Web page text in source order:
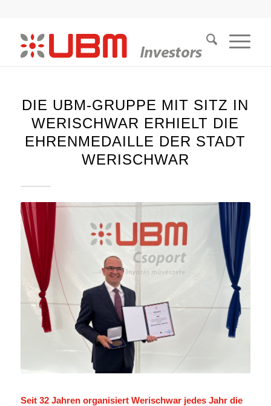
DIE UBM-GRUPPE MIT SITZ IN
WERISCHWAR ERHIELT DIE
EHRENMEDAILLE DER STADT
WERISCHWAR
Seit 32 Jahren organisiert Werischwar jedes Jahr die